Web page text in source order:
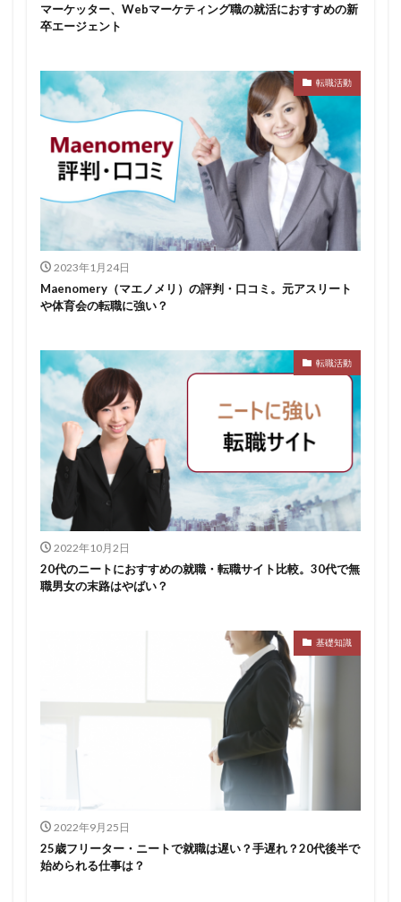
マーケッター、Webマーケティング職の就活におすすめの新
卒エージェント
転職活動
2023年1月24日
Maenomery（マエノメリ）の評判・口コミ。元アスリート
や体育会の転職に強い？
転職活動
2022年10月2日
20代のニートにおすすめの就職・転職サイト比較。30代で無
職男女の末路はやばい？
基礎知識
2022年9月25日
25歳フリーター・ニートで就職は遅い？手遅れ？20代後半で
始められる仕事は？